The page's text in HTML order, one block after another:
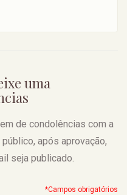
uma
de condolências com a
após aprovação,
seja publicado.
*Campos obrigatórios